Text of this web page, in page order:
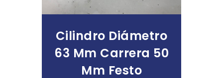
Cilindro Diámetro
63 Mm Carrera 50
Mm Festo